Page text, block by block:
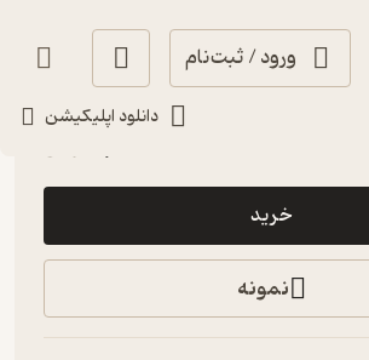
ورود / ثبت‌نام
دانلود اپلیکیشن
آموزنده 🦉 2
8,400
خرید
نمونه